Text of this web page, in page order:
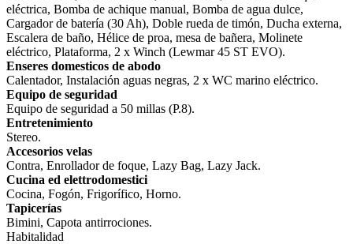
eléctrica, Bomba de achique manual, Bomba de agua dulce,
Cargador de batería (30 Ah), Doble rueda de timón, Ducha externa,
Escalera de baño, Hélice de proa, mesa de bañera, Molinete
eléctrico, Plataforma, 2 x Winch (Lewmar 45 ST EVO).
Enseres domesticos de abodo
Calentador, Instalación aguas negras, 2 x WC marino eléctrico.
Equipo de seguridad
Equipo de seguridad a 50 millas (P.8).
Entretenimiento
Stereo.
Accesorios velas
Contra, Enrollador de foque, Lazy Bag, Lazy Jack.
Cucina ed elettrodomestici
Cocina, Fogón, Frigorífico, Horno.
Tapicerías
Bimini, Capota antirrociones.
Habitalidad